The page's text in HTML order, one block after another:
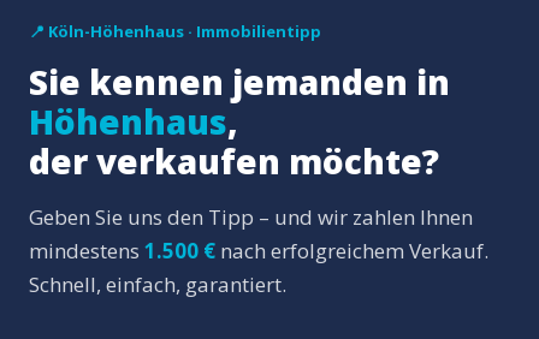
📍 Köln-Höhenhaus · Immobilientipp
Sie kennen jemanden in
Höhenhaus,
der verkaufen möchte?
Geben Sie uns den Tipp – und wir zahlen Ihnen
mindestens 1.500 € nach erfolgreichem Verkauf.
Schnell, einfach, garantiert.